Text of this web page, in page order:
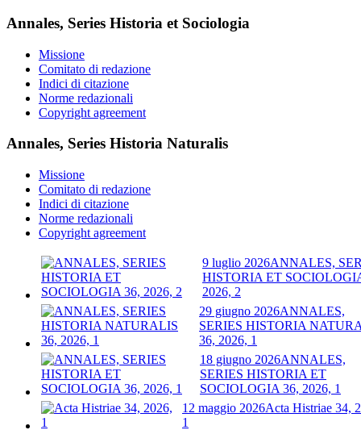
Annales, Series Historia et Sociologia
Missione
Comitato di redazione
Indici di citazione
Norme redazionali
Copyright agreement
Annales, Series Historia Naturalis
Missione
Comitato di redazione
Indici di citazione
Norme redazionali
Copyright agreement
9 luglio 2026ANNALES,
HISTORIA ET
2026, 2
29 giugno 2026ANNALES,
SERIES HISTORIA
36, 2026, 1
18 giugno 2026ANNALES,
SERIES HISTORIA ET
SOCIOLOGIA 36, 2026, 1
12 maggio 2026Acta Histriae 34,
1